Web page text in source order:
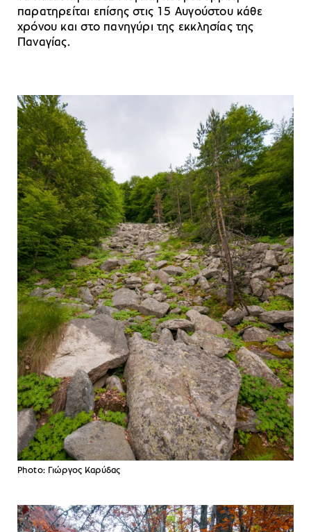
παρατηρείται επίσης στις 15 Αυγούστου κάθε
χρόνου και στο πανηγύρι της εκκλησίας της
Παναγίας.
Photo: Γιώργος Καρύδας